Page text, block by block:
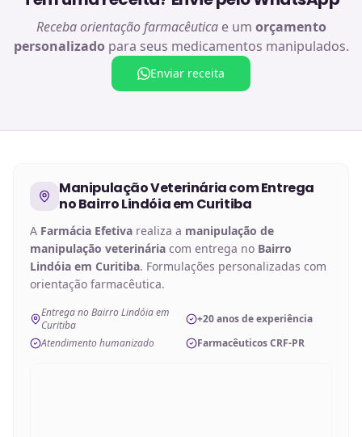
Receba orientação farmacêuticae um orçamento
personalizado para seus medicamentos manipulados.
Enviar receita
Manipulação Veterináriacom Entrega
noBairro Lindóia em Curitiba
A Farmácia Efetiva realiza a manipulação de
manipulação veterinária com entrega no Bairro
Lindóia em Curitiba. Formulações personalizadas com
orientação farmacêutica.
Entrega no Bairro Lindóia em
Curitiba
+20 anos de experiência
Atendimento humanizado
Farmacêuticos CRF-PR